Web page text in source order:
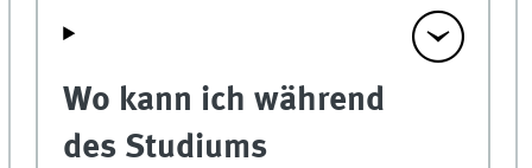
Wo kann ich während
des Studiums